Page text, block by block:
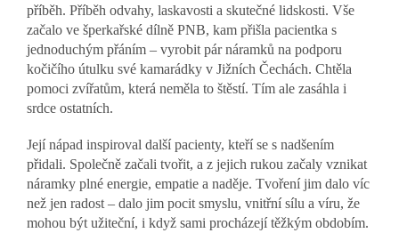
příběh. Příběh odvahy, laskavosti a skutečné lidskosti. Vše
začalo ve šperkařské dílně PNB, kam přišla pacientka s
jednoduchým přáním – vyrobit pár náramků na podporu
kočičího útulku své kamarádky v Jižních Čechách. Chtěla
pomoci zvířatům, která neměla to štěstí. Tím ale zasáhla i
srdce ostatních.
Její nápad inspiroval další pacienty, kteří se s nadšením
přidali. Společně začali tvořit, a z jejich rukou začaly vznikat
náramky plné energie, empatie a naděje. Tvoření jim dalo víc
než jen radost – dalo jim pocit smyslu, vnitřní sílu a víru, že
mohou být užiteční, i když sami procházejí těžkým obdobím.